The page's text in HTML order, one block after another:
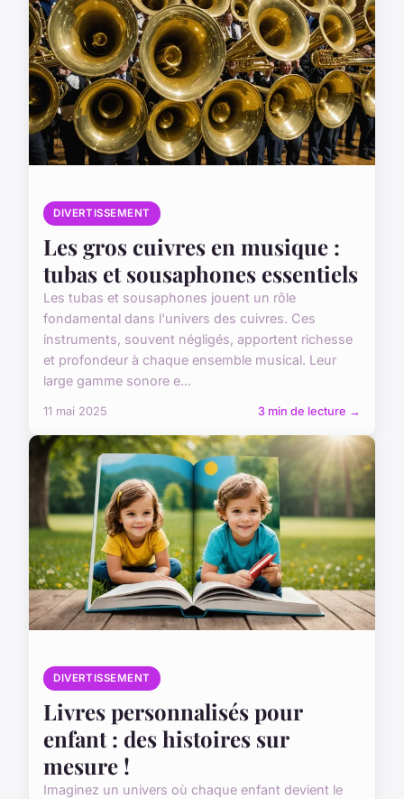
DIVERTISSEMENT
Les gros cuivres en musique :
tubas et sousaphones essentiels
Les tubas et sousaphones jouent un rôle
fondamental dans l'univers des cuivres. Ces
instruments, souvent négligés, apportent richesse
et profondeur à chaque ensemble musical. Leur
large gamme sonore e...
11 mai 2025 3 min de lecture →
DIVERTISSEMENT
Livres personnalisés pour
enfant : des histoires sur
mesure !
Imaginez un univers où chaque enfant devient le